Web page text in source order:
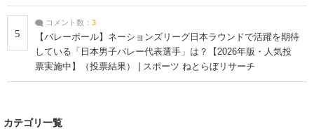
5
コメント数： 3
【バレーボール】ネーションズリーグ日本ラウンドで活躍を期待
している「日本男子バレー代表選手」は？【2026年版・人気投
票実施中】（投票結果） | スポーツ ねとらぼリサーチ
カテゴリ一覧